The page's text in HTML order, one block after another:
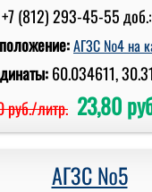
+7 (812) 293-45-55
АГЗС №4 на
60.034611,
руб./литр. 23,80
АГЗС №5